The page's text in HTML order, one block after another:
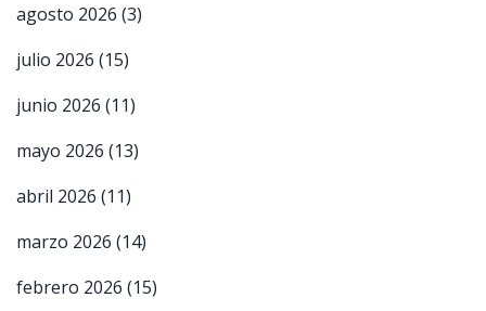
agosto 2026 (3)
julio 2026 (15)
junio 2026 (11)
mayo 2026 (13)
abril 2026 (11)
marzo 2026 (14)
febrero 2026 (15)